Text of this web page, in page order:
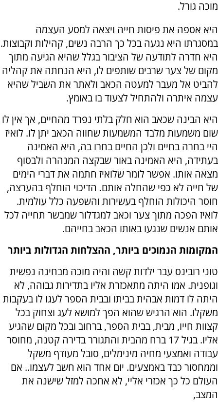
מוכה גורל.
היא אספה את פיסות חייה ויצאה למסע העצמה
במסגרתו היא נגעה בכל כך הרבה נשים, קהילות וקבוצות.
היא חדרה לתודעה של הציבור בגלל שהיא הגיעה מתוך
מקום של צער שרבים שותפים לו, היא הנחתה את קהליה
להביט אל מעבר למעטה הכאב ולאתר את השביל שהיא
עצמה איתרה ולהתחיל לצעוד בו באומץ.
היא הבינה שכאב הוא חלק בלתי נפרד מהחיים, אך אין לו
שום משמעות מלבד המשמעות שחווה הכאב יתן לו. לואיז
היי בחרה בחיים ולכן החיים בחרו בה, היא האמינה
בעתידה, היא האמינה באור שבקצה המנהרה ולבסוף
מצאה אותו. אפשר לומר שלואיז חתמה את דברי הימים
של חייה לא כפי שהחלה אותם. הדיכוי הוחלף בהערצה,
חוסר היכולות הוחלף בעשירות והשפעה כלל עולמית.
לואיז הפכה מתוך צער וכאב למגדלור שמבשר תחייה לכל
אותם אנשים שנגעו באותו הכאב בחייהם.
המקומות הנמוכים ביותר, ההצלחות הגדולות ביותר
טוני רובינס עבר ילדות קשה והיה מוכה מבחינה נפשית
וגופנית. אמו היתה מתאכזרת אליו בתדירות גבוהה, לא
היתה לו דמות אבהית בביתו ובבית הספר לעגו לו בעקבות
משקלו. הוא הרגיש שהוא הפך למושא לעג וצחוק בכל
קצוות חייו, מבית, בבית הספר, ברחוב ובכל מקום שהגיע
אליו. בגיל 17 ברח מהבית והתגורר בדירה קטנה, מחוסר
עבודה ואמצעי מחיה מינימלים, סובל מעודף משקל
וממחסור כבד באמצעים. יום אחד הוא חשב לעצמו.. אם
העולם כל כך אכזרי אליי, לא אחכה למזל שישנה את
המצב,